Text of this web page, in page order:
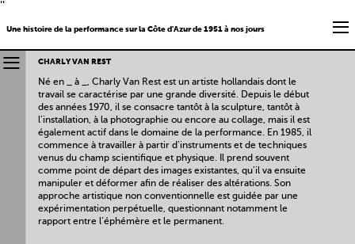
''
Une histoire de la performance sur la Côte d'Azur de 1951 à nos jours
CHARLY VAN REST
Né en _ à _, Charly Van Rest est un artiste hollandais dont le
travail se caractérise par une grande diversité. Depuis le début
des années 1970, il se consacre tantôt à la sculpture, tantôt à
l’installation, à la photographie ou encore au collage, mais il est
également actif dans le domaine de la performance. En 1985, il
commence à travailler à partir d’instruments et de techniques
venus du champ scientifique et physique. Il prend souvent
comme point de départ des images existantes, qu’il va ensuite
manipuler et déformer afin de réaliser des altérations. Son
approche artistique non conventionnelle est guidée par une
expérimentation perpétuelle, questionnant notamment le
rapport entre l’éphémère et le permanent.